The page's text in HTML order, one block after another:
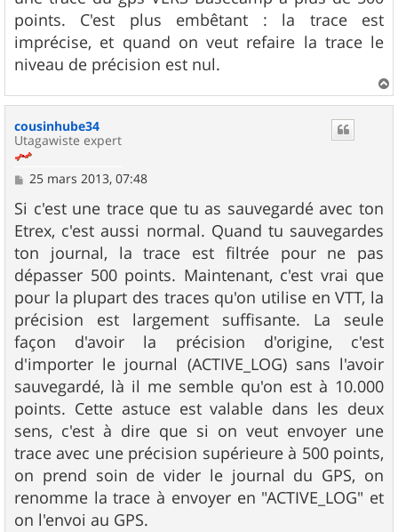
g
e
points. C'est plus embêtant : la trace est
imprécise, et quand on veut refaire la trace le
niveau de précision est nul.
a
cousinhube34
Utagawiste expert
M
s
s
a
g
e
25 mars 2013, 07:48
Si c'est une trace que tu as sauvegardé avec ton
Etrex, c'est aussi normal. Quand tu sauvegardes
ton journal, la trace est filtrée pour ne pas
dépasser 500 points. Maintenant, c'est vrai que
pour la plupart des traces qu'on utilise en VTT, la
précision est largement suffisante. La seule
façon d'avoir la précision d'origine, c'est
d'importer le journal (ACTIVE_LOG) sans l'avoir
sauvegardé, là il me semble qu'on est à 10.000
points. Cette astuce est valable dans les deux
sens, c'est à dire que si on veut envoyer une
trace avec une précision supérieure à 500 points,
on prend soin de vider le journal du GPS, on
renomme la trace à envoyer en "ACTIVE_LOG" et
on l'envoi au GPS.